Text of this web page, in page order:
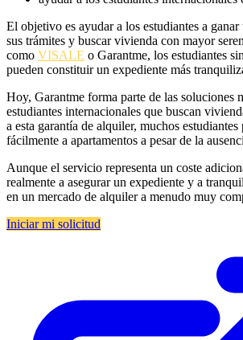
El objetivo es ayudar a los estudiantes a
sus trámites y buscar vivienda con mayor
como VISALE o Garantme, los estudiantes
pueden constituir un expediente más
Hoy, Garantme forma parte de las soluciones
estudiantes internacionales que buscan
a esta garantía de alquiler, muchos estudiantes
fácilmente a apartamentos a pesar de la
Aunque el servicio representa un coste
realmente a asegurar un expediente y a
en un mercado de alquiler a menudo muy
Iniciar mi solicitud